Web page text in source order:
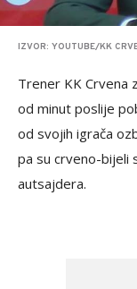
IZVOR: YOUTUBE/KK
Trener KK Crvena
od minut poslije
od svojih igrača
pa su crveno-bijeli
autsajdera.